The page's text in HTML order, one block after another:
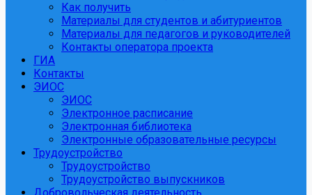
Как получить
Материалы для студентов и абитуриентов
Материалы для педагогов и руководителей
Контакты оператора проекта
ГИА
Контакты
ЭИОС
ЭИОС
Электронное расписание
Электронная библиотека
Электронные образовательные ресурсы
Трудоустройство
Трудоустройство
Трудоустройство выпускников